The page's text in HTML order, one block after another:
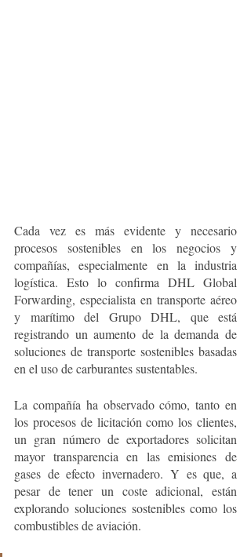
Cada vez es más evidente y necesario
procesos sostenibles en los negocios y
compañías, especialmente en la industria
logística. Esto lo confirma DHL Global
Forwarding, especialista en transporte aéreo
y marítimo del Grupo DHL, que está
registrando un aumento de la demanda de
soluciones de transporte sostenibles basadas
en el uso de carburantes sustentables.
La compañía ha observado cómo, tanto en
los procesos de licitación como los clientes,
un gran número de exportadores solicitan
mayor transparencia en las emisiones de
gases de efecto invernadero. Y es que, a
pesar de tener un coste adicional, están
explorando soluciones sostenibles como los
combustibles de aviación.